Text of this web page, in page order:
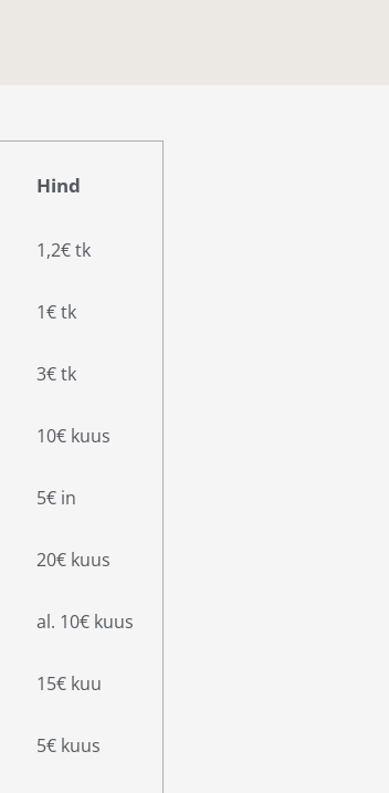
Hind
1,2€ tk
1€ tk
3€ tk
10€ kuus
5€ in
20€ kuus
al. 10€ kuus
15€ kuu
5€ kuus